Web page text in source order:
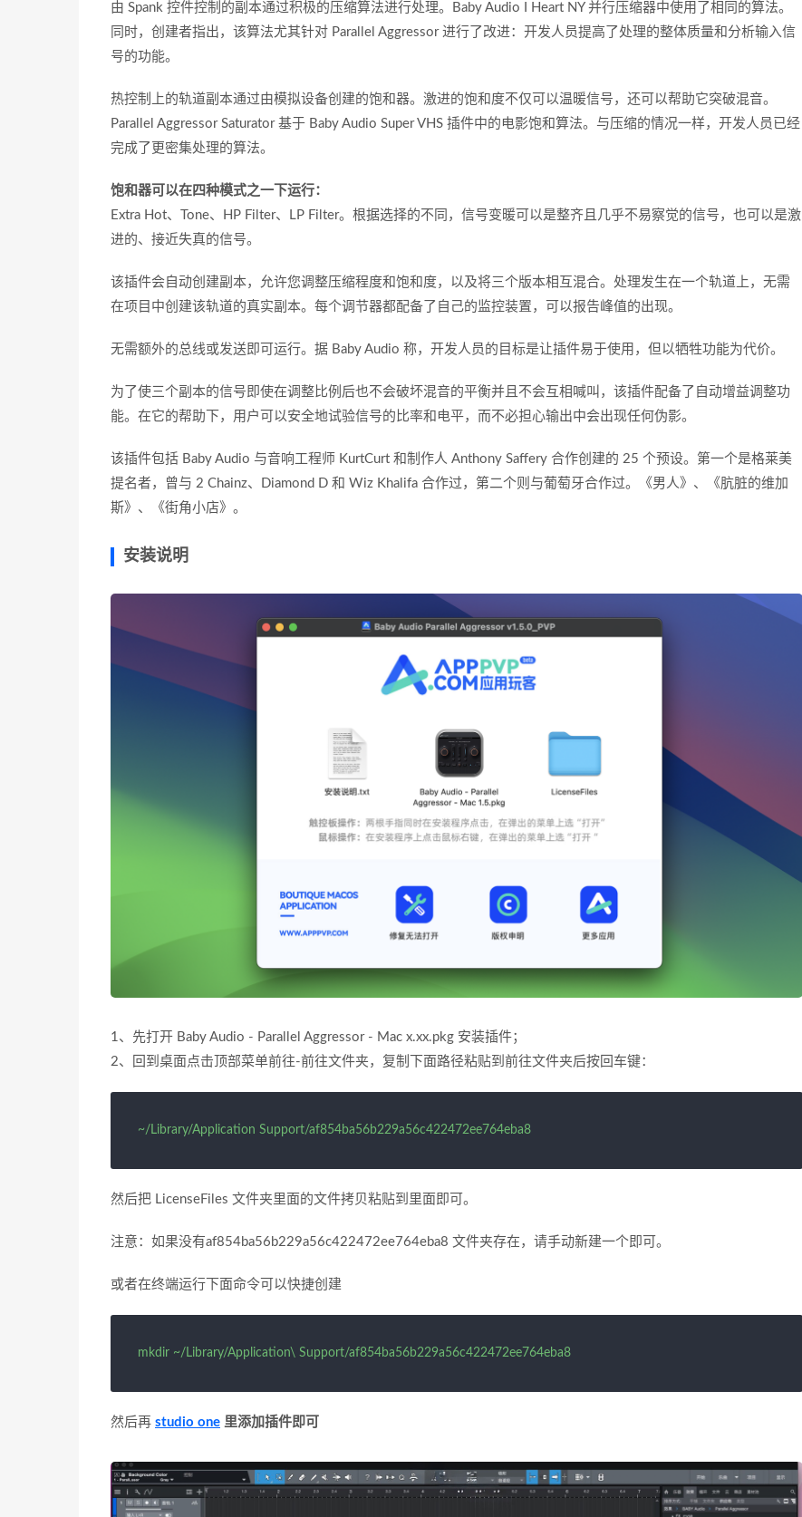
由 Spank 控件控制的副本通过积极的压缩算法进行处理。Baby Audio I Heart NY 并行压缩器中使用了相同的算法。
同时，创建者指出，该算法尤其针对 Parallel Aggressor 进行了改进：开发人员提高了处理的整体质量和分析输入信
号的功能。
热控制上的轨道副本通过由模拟设备创建的饱和器。激进的饱和度不仅可以温暖信号，还可以帮助它突破混音。
Parallel Aggressor Saturator 基于 Baby Audio Super VHS 插件中的电影饱和算法。与压缩的情况一样，开发人员已经
完成了更密集处理的算法。
饱和器可以在四种模式之一下运行：
Extra Hot、Tone、HP Filter、LP Filter。根据选择的不同，信号变暖可以是整齐且几乎不易察觉的信号，也可以是激
进的、接近失真的信号。
该插件会自动创建副本，允许您调整压缩程度和饱和度，以及将三个版本相互混合。处理发生在一个轨道上，无需
在项目中创建该轨道的真实副本。每个调节器都配备了自己的监控装置，可以报告峰值的出现。
无需额外的总线或发送即可运行。据 Baby Audio 称，开发人员的目标是让插件易于使用，但以牺牲功能为代价。
为了使三个副本的信号即使在调整比例后也不会破坏混音的平衡并且不会互相喊叫，该插件配备了自动增益调整功
能。在它的帮助下，用户可以安全地试验信号的比率和电平，而不必担心输出中会出现任何伪影。
该插件包括 Baby Audio 与音响工程师 KurtCurt 和制作人 Anthony Saffery 合作创建的 25 个预设。第一个是格莱美
提名者，曾与 2 Chainz、Diamond D 和 Wiz Khalifa 合作过，第二个则与葡萄牙合作过。《男人》、《肮脏的维加
斯》、《街角小店》。
安装说明
1、先打开 Baby Audio - Parallel Aggressor - Mac x.xx.pkg 安装插件；
2、回到桌面点击顶部菜单前往-前往文件夹，复制下面路径粘贴到前往文件夹后按回车键：
~/Library/Application Support/af854ba56b229a56c422472ee764eba8
然后把 LicenseFiles 文件夹里面的文件拷贝粘贴到里面即可。
注意：如果没有af854ba56b229a56c422472ee764eba8 文件夹存在，请手动新建一个即可。
或者在终端运行下面命令可以快捷创建
mkdir ~/Library/Application\ Support/af854ba56b229a56c422472ee764eba8
然后再 studio one 里添加插件即可